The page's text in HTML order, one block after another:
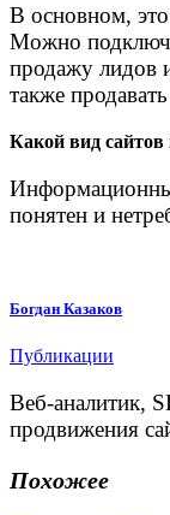
В основном,
Можно
продажу лидов
также
Какой вид
понятен и
Богдан Казаков
Публикации
Веб-аналитик,
продвижения
Похожее